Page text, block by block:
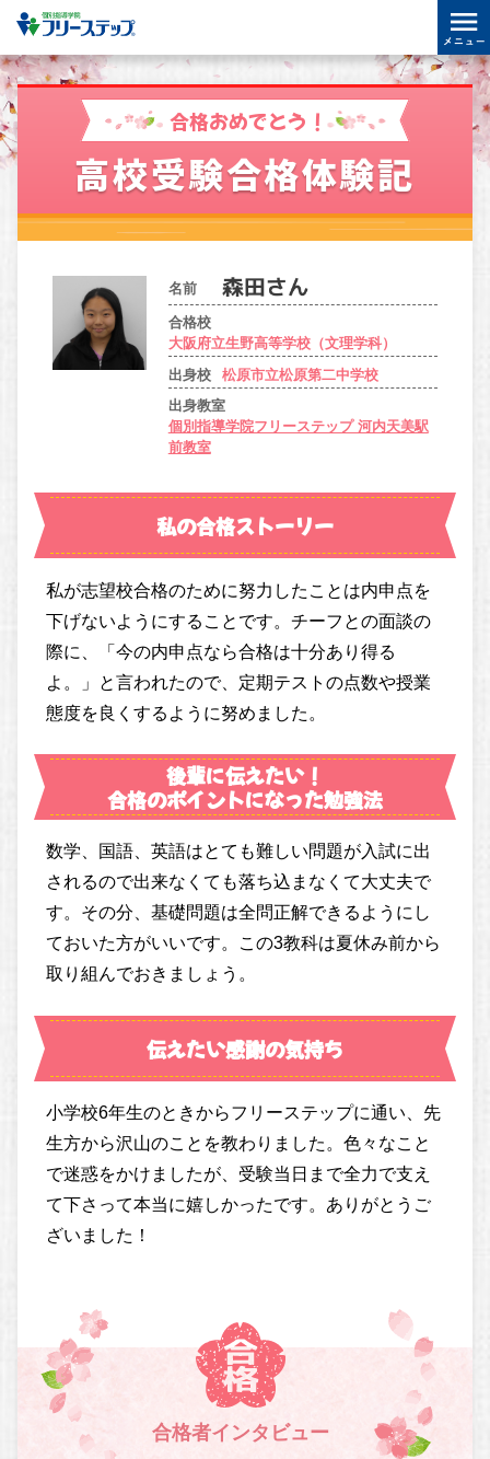
合格おめでとう！
高校受験合格体験記
名前
合格校
大阪府立生野高等学校（文理学科）
出身校
松原市立松原第二中学校
出身教室
個別指導学院フリーステップ 河内天美駅
前教室
私の合格ストーリー
私が志望校合格のために努力したことは内申点を
下げないようにすることです。チーフとの面談の
際に、「今の内申点なら合格は十分あり得る
よ。」と言われたので、定期テストの点数や授業
態度を良くするように努めました。
後輩に伝えたい！
合格のポイントになった勉強法
数学、国語、英語はとても難しい問題が入試に出
されるので出来なくても落ち込まなくて大丈夫で
す。その分、基礎問題は全問正解できるようにし
ておいた方がいいです。この3教科は夏休み前から
取り組んでおきましょう。
伝えたい感謝の気持ち
小学校6年生のときからフリーステップに通い、先
生方から沢山のことを教わりました。色々なこと
で迷惑をかけましたが、受験当日まで全力で支え
て下さって本当に嬉しかったです。ありがとうご
ざいました！
合格者インタビュー